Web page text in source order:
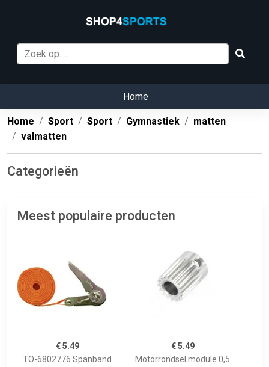
Home
Home Sport Sport Gymnastiek
matten
valmatten
Categorieën
Meest populaire producten
€ 5.49
TO-6802776 Spanband
€ 5.49
Motorrondsel module 0,5